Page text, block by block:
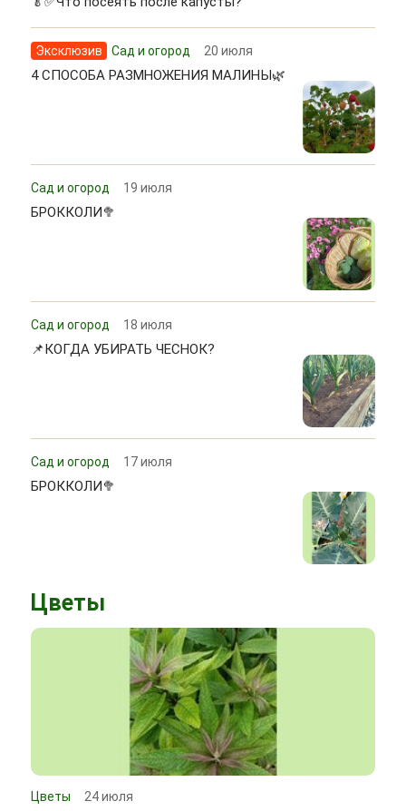
Эксклюзив Сад и огород 20 июля
4 СПОСОБА РАЗМНОЖЕНИЯ МАЛИНЫ🌿
Сад и огород 19 июля
БРОККОЛИ🥦
Сад и огород 18 июля
📌КОГДА УБИРАТЬ ЧЕСНОК?
Сад и огород 17 июля
БРОККОЛИ🥦
Цветы
Цветы 24 июля